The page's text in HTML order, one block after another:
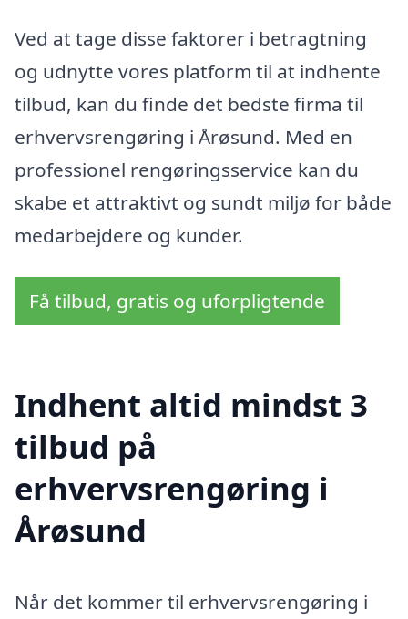
Ved at tage disse faktorer i betragtning
og udnytte vores platform til at indhente
tilbud, kan du finde det bedste firma til
erhvervsrengøring i Årøsund. Med en
professionel rengøringsservice kan du
skabe et attraktivt og sundt miljø for både
medarbejdere og kunder.
Få tilbud, gratis og uforpligtende
Indhent altid mindst 3
tilbud på
erhvervsrengøring i
Årøsund
Når det kommer til erhvervsrengøring i